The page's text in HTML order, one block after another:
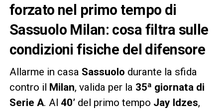
forzato nel primo tempo di
Sassuolo Milan: cosa filtra sulle
condizioni fisiche del difensore
Allarme in casa Sassuolo durante la sfida
contro il Milan, valida per la 35ª giornata di
Serie A. Al 40’del primo tempo Jay Idzes,